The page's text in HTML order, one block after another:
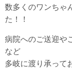
数多くのワンちゃ
た！！
病院へのご送迎や
など
多岐に渡り承って